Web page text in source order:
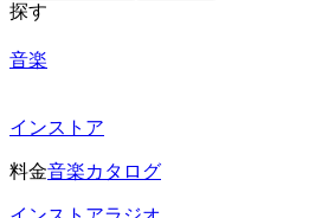
探す
音楽
インストア
料金音楽カタログ